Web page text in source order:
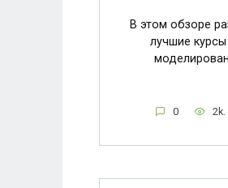
В этом обзоре
лучшие курсы
0 2k.